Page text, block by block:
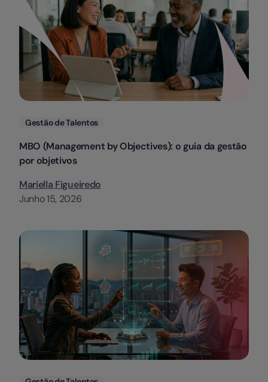
Categorias
Gestão de Talentos
MBO (Management by Objectives): o guia da gestão
por objetivos
Mariella Figueiredo
Junho 15, 2026